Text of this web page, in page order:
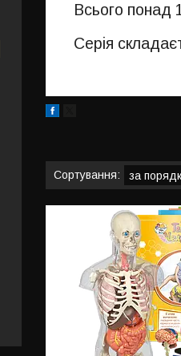
Всього понад
Серія